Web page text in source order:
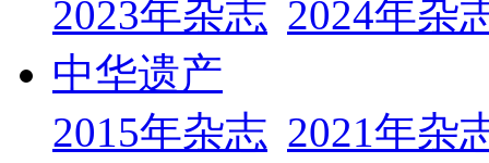
2023年杂志 2024年杂
中华遗产
2015年杂志 2021年杂